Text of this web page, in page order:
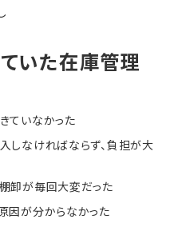
いた在庫管理
ていなかった
しなければならず、負担が大
卸が毎回大変だった
因が分からなかった